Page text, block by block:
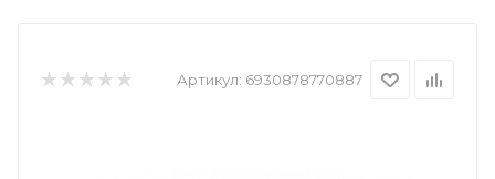
Артикул: 6930878770887